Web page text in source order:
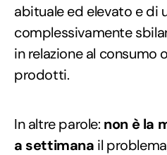
abituale ed elevato e di
complessivamente
in relazione al consumo
prodotti.
In altre parole: non è la
a settimana il